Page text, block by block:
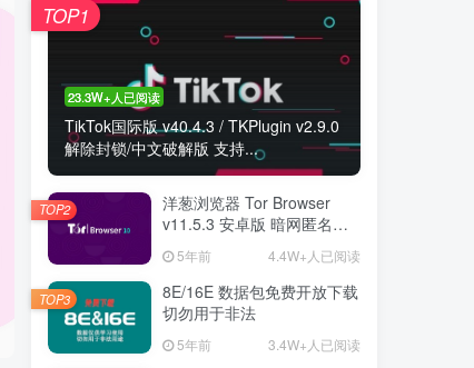
23.3W+人已阅读
TikTok国际版 v40.4.3 / TKPlugin v2.9.0
解除封锁/中文破解版 支持...
TOP1
洋葱浏览器 Tor Browser
v11.5.3 安卓版 暗网匿名浏
5年前 4.4W+人已阅读
TOP2
8E/16E 数据包免费开放下载
切勿用于非法
5年前 3.4W+人已阅读
TOP3